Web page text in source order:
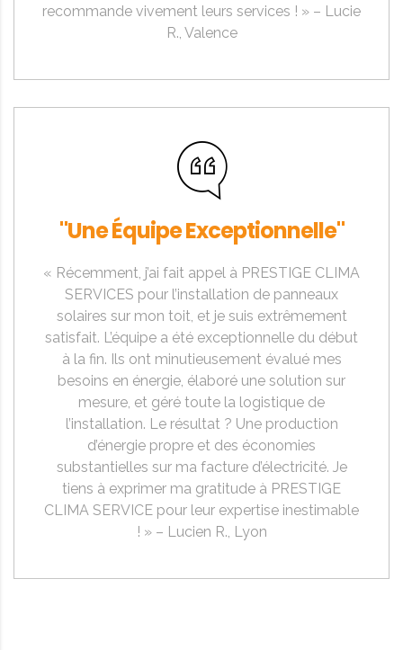
recommande vivement leurs services ! » – Lucie
R., Valence
"Une Équipe Exceptionnelle"
« Récemment, j’ai fait appel à PRESTIGE CLIMA
SERVICES pour l’installation de panneaux
solaires sur mon toit, et je suis extrêmement
satisfait. L’équipe a été exceptionnelle du début
à la fin. Ils ont minutieusement évalué mes
besoins en énergie, élaboré une solution sur
mesure, et géré toute la logistique de
l’installation. Le résultat ? Une production
d’énergie propre et des économies
substantielles sur ma facture d’électricité. Je
tiens à exprimer ma gratitude à PRESTIGE
CLIMA SERVICE pour leur expertise inestimable
! » – Lucien R., Lyon